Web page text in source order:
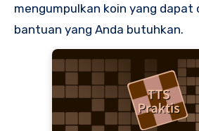
mengumpulkan koin yang dapat
bantuan yang Anda butuhkan.